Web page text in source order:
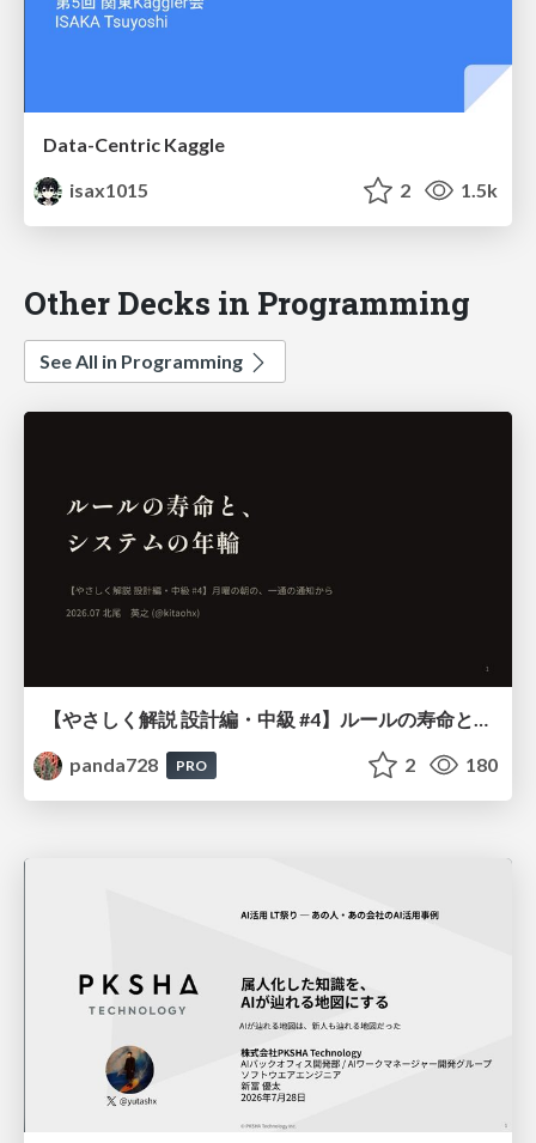
Data-Centric Kaggle
isax1015
2 1.5k
Other Decks in Programming
See All in Programming
panda728
PRO 2 180